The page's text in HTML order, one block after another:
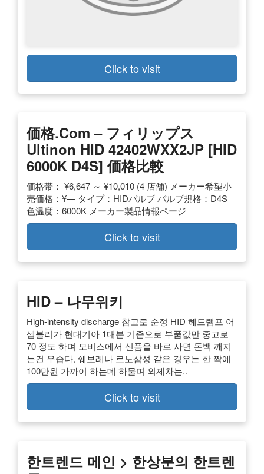
Click to visit
価格.com – フィリップス
Ultinon HID 42402WXX2JP [HID
6000K D4S] 価格比較
価格帯： ¥6,647 ～ ¥10,010 (4 店舗) メーカー希望小
売価格：¥― タイプ：HIDバルブ バルブ規格：D4S
色温度：6000K メーカー製品情報ページ
Click to visit
HID – 나무위키
High-intensity discharge 참고로 순정 HID 헤드램프 어
셈블리가 현대기아 1대분 기준으로 부품값만 중고로
70 정도 하며 모비스에서 신품을 바로 사면 돈백 깨지
는건 우습다, 쉐보레나 르노삼성 같은 경우는 한 짝에
100만원 가까이 하는데 하물며 외제차는..
Click to visit
한트렌드 메인 > 한상분의 한트렌